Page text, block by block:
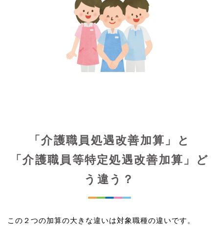
「介護職員処遇改善加算」と
「介護職員等特定処遇改善加算」ど
う違う？
この２つの加算の大きな違いは対象職種の違いです。